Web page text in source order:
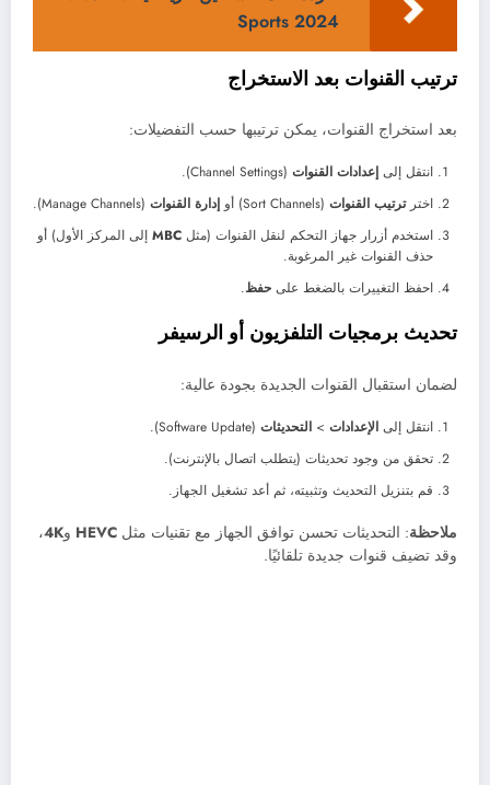
Sports 2024
ترتيب القنوات بعد الاستخراج
بعد استخراج القنوات، يمكن ترتيبها حسب التفضيلات:
انتقل إلى إعدادات القنوات (Channel Settings).
اخترترتيب القنوات (Sort Channels) أو إدارة القنوات (Manage Channels).
استخدم أزرار جهاز التحكم لنقل القنوات (مثل MBC إلى المركز الأول) أو
حذف القنوات غير المرغوبة.
احفظ التغييرات بالضغط على حفظ.
تحديث برمجيات التلفزيون أو الرسيفر
لضمان استقبال القنوات الجديدة بجودة عالية:
انتقل إلى الإعدادات > التحديثات (Software Update).
تحقق من وجود تحديثات (يتطلب اتصال بالإنترنت).
قم بتنزيل التحديث وتثبيته، ثم أعد تشغيل الجهاز.
ملاحظة: التحديثات تحسن توافق الجهاز مع تقنيات مثل HEVC و4K،
وقد تضيف قنوات جديدة تلقائيًا.